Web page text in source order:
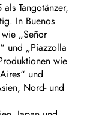
Tangotänzer,
In Buenos
„Señor
und „Piazzolla
wie
und
Nord- und